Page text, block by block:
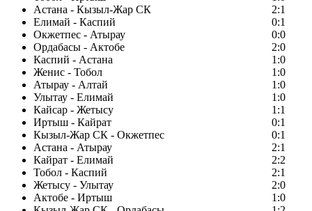
Астана - Кызыл-Жар СК
2:1
Елимай - Каспий
0:1
Окжетпес - Атырау
0:0
Ордабасы - Актобе
2:0
Каспий - Астана
1:0
Женис - Тобол
1:0
Атырау - Алтай
1:0
Улытау - Елимай
1:0
Кайсар - Жетысу
1:1
Иртыш - Кайрат
0:1
Кызыл-Жар СК - Окжетпес
0:1
Астана - Атырау
2:1
Кайрат - Елимай
2:2
Тобол - Каспий
2:1
Жетысу - Улытау
2:0
Актобе - Иртыш
1:0